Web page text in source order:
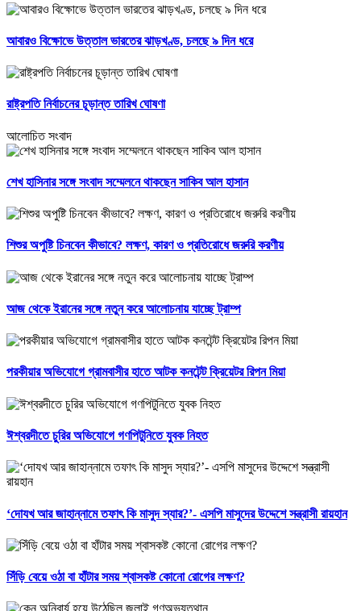
আবারও বিক্ষোভে উত্তাল ভারতের ঝাড়খণ্ড, চলছে ৯ দিন ধরে
রাষ্ট্রপতি নির্বাচনের চূড়ান্ত তারিখ ঘোষণা
আলোচিত সংবাদ
শেখ হাসিনার সঙ্গে সংবাদ সম্মেলনে থাকছেন সাকিব আল হাসান
শিশুর অপুষ্টি চিনবেন কীভাবে? লক্ষণ, কারণ ও প্রতিরোধে জরুরি করণীয়
আজ থেকে ইরানের সঙ্গে নতুন করে আলোচনায় যাচ্ছে ট্রাম্প
পরকীয়ার অভিযোগে গ্রামবাসীর হাতে আটক কনটেন্ট ক্রিয়েটর রিপন মিয়া
ঈশ্বরদীতে চুরির অভিযোগে গণপিটুনিতে যুবক নিহত
‘দোযখ আর জাহান্নামে তফাৎ কি মাসুদ স্যার?’- এসপি মাসুদের উদ্দেশে সন্ত্রাসী রায়হান
সিঁড়ি বেয়ে ওঠা বা হাঁটার সময় শ্বাসকষ্ট কোনো রোগের লক্ষণ?